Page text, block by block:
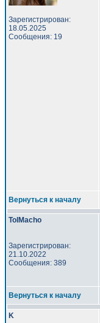
Зарегистрирован:
18.05.2025
Сообщения: 19
Вернуться к началу
TolMacho
Зарегистрирован:
21.10.2022
Сообщения: 389
Вернуться к началу
K